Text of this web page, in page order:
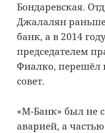
Бондаревская.
Джалалян раньше
банк, а в 2014
председателем
Фиалко, перешёл
совет.
«М-Банк» был не
аварией, а